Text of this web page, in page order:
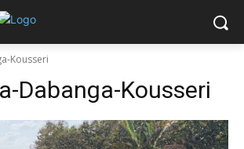
Kousseri
Dabanga-Kousseri